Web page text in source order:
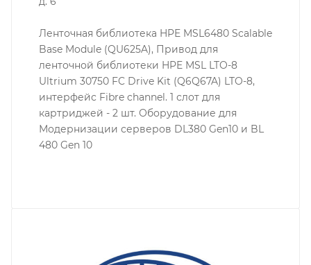
Ленточная библиотека HPE MSL6480 Scalable
Base Module (QU625A), Привод для
ленточной библиотеки HPE MSL LTO-8
Ultrium 30750 FC Drive Kit (Q6Q67A) LTO-8,
интерфейс Fibre channel. 1 слот для
картриджей - 2 шт. Оборудование для
Модернизации серверов DL380 Gen10 и BL
480 Gen 10